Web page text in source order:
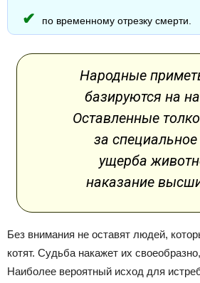
по временному отрезку смерти.
Народные
базируются на
Оставленные
за
ущерба
наказание
Без внимания не оставят людей,
котят. Судьба накажет их
Наиболее вероятный исход для